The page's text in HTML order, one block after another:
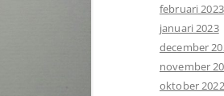
februari 2023
januari 2023
december
november
oktober 2022